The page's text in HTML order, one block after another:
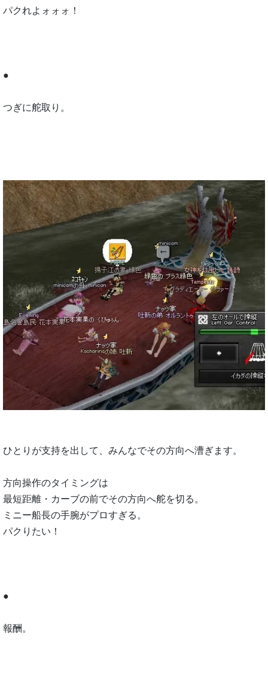
パクれよォォォ！
●
つぎに舵取り。
ひとりが支持を出して、みんなでその方向へ漕ぎます。
方向操作のタイミングは
最短距離・カーブの前でその方向へ舵を切る。
ミニー船長の手腕がプロすぎる。
パクりたい！
●
報酬。